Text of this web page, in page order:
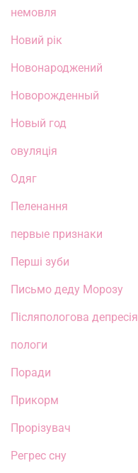
немовля
Новий рік
Новонароджений
Новорожденный
Новый год
овуляція
Одяг
Пеленання
первые признаки
Перші зуби
Письмо деду Морозу
Післяпологова депресія
пологи
Поради
Прикорм
Прорізувач
Регрес сну